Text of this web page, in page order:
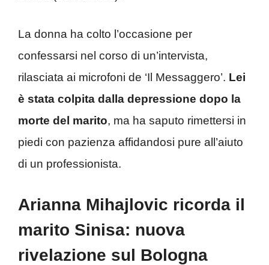
La donna ha colto l’occasione per
confessarsi nel corso di un’intervista,
rilasciata ai microfoni de ‘Il Messaggero’. Lei
è stata colpita dalla depressione dopo la
morte del marito, ma ha saputo rimettersi in
piedi con pazienza affidandosi pure all’aiuto
di un professionista.
Arianna Mihajlovic ricorda il
marito Sinisa: nuova
rivelazione sul Bologna